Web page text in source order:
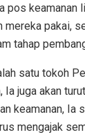
pos keamanan
mereka pakai,
tahap
satu tokoh
Ia juga akan
keamanan, Ia
mengajak